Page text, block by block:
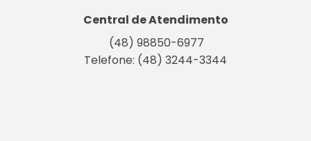
Central de Atendimento
(48) 98850-6977
Telefone: (48) 3244-3344